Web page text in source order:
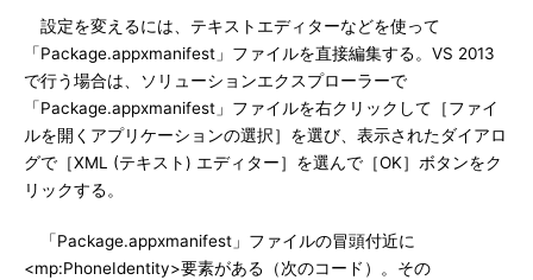
設定を変えるには、テキストエディターなどを使って
「Package.appxmanifest」ファイルを直接編集する。VS 2013
で行う場合は、ソリューションエクスプローラーで
「Package.appxmanifest」ファイルを右クリックして［ファイ
ルを開くアプリケーションの選択］を選び、表示されたダイアロ
グで［XML (テキスト) エディター］を選んで［OK］ボタンをク
リックする。
「Package.appxmanifest」ファイルの冒頭付近に
<mp:PhoneIdentity>要素がある（次のコード）。その